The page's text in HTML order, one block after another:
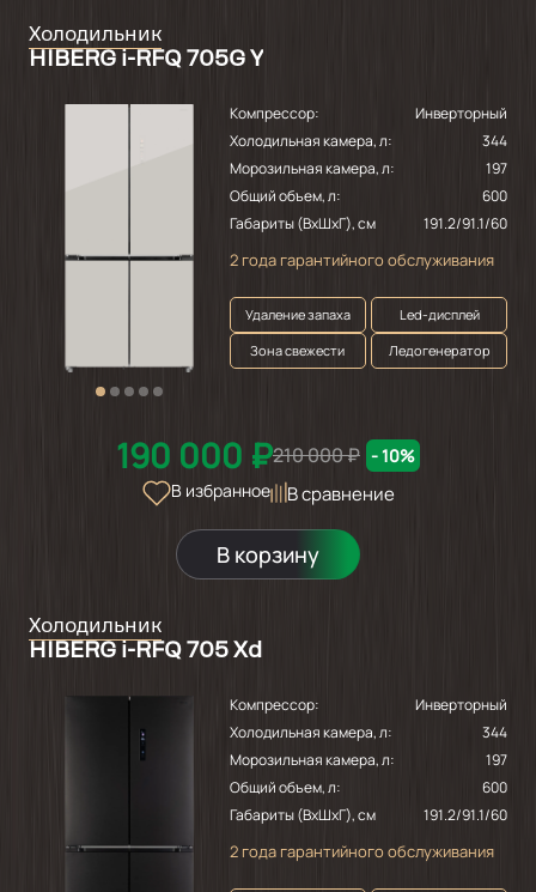
Холодильник
HIBERG i-RFQ 705G Y
Компрессор:
Инверторный
Холодильная камера, л:
344
Морозильная камера, л:
197
Общий объем, л:
600
Габариты (ВхШхГ), см
191.2/91.1/60
2 года гарантийного обслуживания
Удаление запаха
Led-дисплей
Зона свежести
Ледогенератор
190 000 ₽210 000 ₽ - 10%
В избранное
В сравнение
В корзину
Холодильник
HIBERG i-RFQ 705 Xd
Компрессор:
Инверторный
Холодильная камера, л:
344
Морозильная камера, л:
197
Общий объем, л:
600
Габариты (ВхШхГ), см
191.2/91.1/60
2 года гарантийного обслуживания